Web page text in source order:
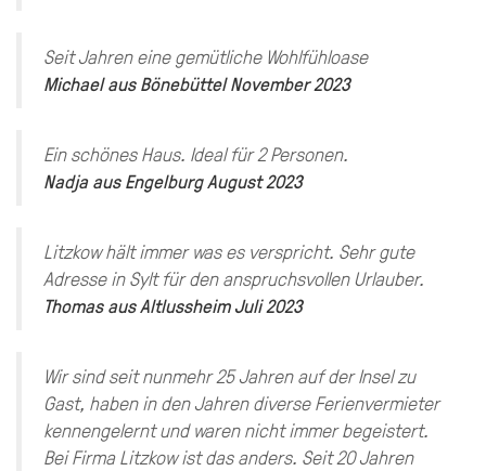
Seit Jahren eine gemütliche Wohlfühloase
MichaelausBönebüttelNovember 2023
Ein schönes Haus. Ideal für 2 Personen.
NadjaausEngelburgAugust 2023
Litzkow hält immer was es verspricht. Sehr gute
Adresse in Sylt für den anspruchsvollen Urlauber.
ThomasausAltlussheimJuli 2023
Wir sind seit nunmehr 25 Jahren auf der Insel zu
Gast, haben in den Jahren diverse Ferienvermieter
kennengelernt und waren nicht immer begeistert.
Bei Firma Litzkow ist das anders. Seit 20 Jahren